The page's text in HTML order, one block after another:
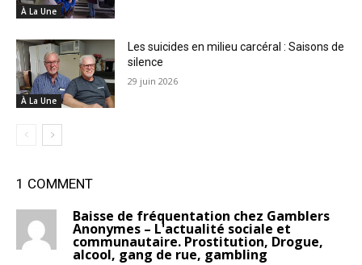
À La Une
À La Une
Les suicides en milieu carcéral : Saisons de
silence
29 juin 2026
1 COMMENT
Baisse de fréquentation chez Gamblers
Anonymes – L'actualité sociale et
communautaire. Prostitution, Drogue,
alcool, gang de rue, gambling